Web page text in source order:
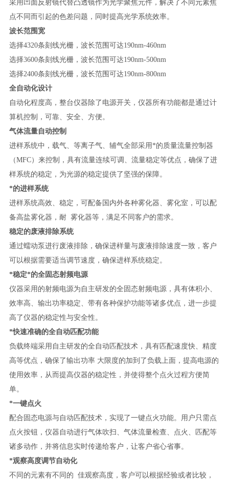
采用凹面反射镜代替凸透镜作为光学聚焦元件，解决了不同元素焦
点不同而引起的色差问题，同时提高光学系统效率。
波长范围宽
选择4320条刻线光栅， 波长范围可达190nm-460nm
选择3600条刻线光栅，波长范围可达190nm-500nm
选择2400条刻线光栅，波长范围可达190nm-800nm
全自动化设计
自动化程度高，整台仪器除了电源开关，仪器所有功能都是通过计
算机控制，可靠、安全、方便。
气体流量自动控制
进样系统中，载气、等离子气、辅气全部采用*的质量流量控制器
（MFC）来控制，具有流量连续可调、流量稳定等优点，确保了进
样系统的稳定，为光源的稳定提供了坚强的保障。
*的进样系统
进样系统高效、稳定，可配备国内外各种雾化器、雾化室，可以配
备高盐雾化器，耐 雾化器等，满足不同客户的需求。
稳定的废液排除系统
通过蠕动泵进行废液排除，确保进样量与废液排除速度一致，客户
可以根据需要适当调节速度，确保进样系统稳定。
*稳定*的全固态射频电源
仪器采用的射频电源为自主研发的全固态射频电源，具有体积小、
效率高、输出功率稳定、带有各种保护功能等诸多优点，进一步提
高了仪器的稳定性与安全性。
*快速准确的全自动匹配功能
负载终端采用自主研发的全自动匹配技术，具有匹配速度快、精度
高等优点，确保了输出功率 大限度的加到了负载上面，提高电源的
使用效率，从而提高仪器的稳定性，并使得整个点火过程方便简
单。
*一键点火
配合固态电源与自动匹配技术，实现了一键点火功能。用户只需点
点火按钮，仪器自动进行气体吹扫、气体流量检查、点火、匹配等
诸多动作，并将信息实时传递给客户，让客户省心省事。
*观察高度调节自动化
不同的元素有不同的 佳观察高度，客户可以根据经验或者比较，